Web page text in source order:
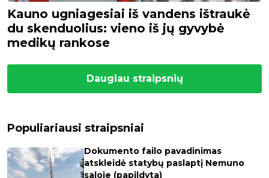
Kauno ugniagesiai iš vandens ištraukė
du skenduolius: vieno iš jų gyvybė
medikų rankose
Daugiau straipsnių
Populiariausi straipsniai
Dokumento failo pavadinimas
atskleidė statybų paslaptį Nemuno
saloje (papildyta)